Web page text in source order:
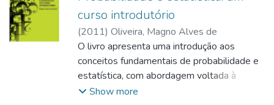
líquido, método das partidas dobradas,
procedimentos contábeis, variações
patrimoniais, receitas, despesas, operações
com mercadorias, controle de estoques,
balanço patrimonial e demonstração do
resultado do exercício. O material utiliza
linguagem simples, exemplos práticos e
curso introdutório
(2011) Oliveira, Magno Alves de
O livro apresenta uma introdução aos
conceitos fundamentais de probabilidade e
estatística, com abordagem voltada à
formação técnica e tecnológica. A obra trata
Show more